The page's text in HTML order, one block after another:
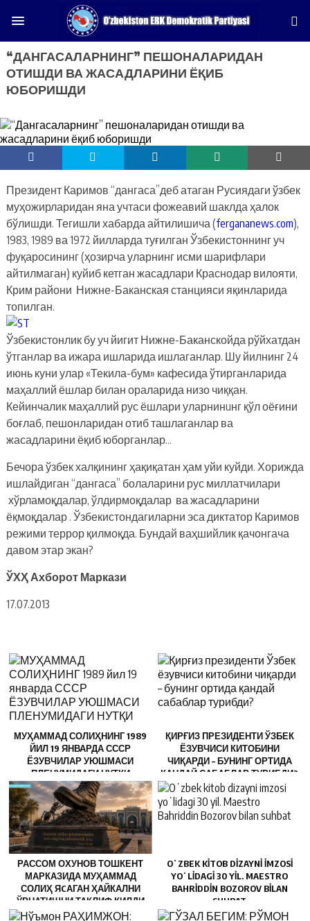
“ДАНГАСАЛАРНИНГ” ПЕШОНАЛАРИДАН
ОТИШДИ ВА ЖАСАДЛАРИНИ ЁҚИБ
ЮБОРИШДИ
Президент Каримов “дангаса”деб атаган Русиядаги ўзбек
муҳожирларидан яна учтаси фожеавий шаклда ҳалок
бўлишди. Тегишли хабарда айтилишича (fergananews.com),
1983, 1989 ва 1972 йилларда туғилган Ўзбекистоннинг уч
фуқаросининг (ҳозирча уларнинг исми шарифлари
айтилмаган) куйиб кетган жасадлари Краснодар вилояти,
Крим райони Нижне-Баканская станцияси яқинларида
топилган.
Ўзбекистонлик бу уч йигит Нижне-Баканскойда рўйхатдан
ўтганлар ва ижара ишларида ишлаганлар. Шу йилнинг 24
июнь куни улар «Текила-бум» кафесида ўтирганларида
маҳаллий ёшлар билан ораларида низо чиққан.
Кейинчалик маҳаллий рус ёшлари уларнинuнг қўл оёғини
боғлаб, пешонларидан отиб ташлаганлар ва
жасадларини ёқиб юборганлар…
Бечора ўзбек халқининг ҳақиқатан ҳам уйи куйди. Хорижда
ишлайдиган “дангаса” болаларини рус миллатчилари
хўрламоқдалар, ўлдирмоқдалар ва жасадларини
ёқмоқдалар . Ўзбекистондагиларни эса диктатор Каримов
режими террор қилмоқда. Бундай ваҳшийлик қачонгача
давом этар экан?
ЎХҲ Ахборот Маркази
17.07.2013
МУҲАММАД СОЛИҲНИНГ 1989
ЙИЛ 19 ЯНВАРДА СССР
ЁЗУВЧИЛАР УЮШМАСИ
ПЛЕНУМИДАГИ НУТҚИ
ҚИРҒИЗ ПРЕЗИДЕНТИ ЎЗБЕК
ЁЗУВЧИСИ КИТОБИНИ
ЧИҚАРДИ – БУНИНГ ОРТИДА
ҚАНДАЙ САБАБЛАР ТУРИБДИ?
РАССОМ ОХУНОВ ТОШКЕНТ
МАРКАЗИДА МУҲАММАД
СОЛИҲ ЯCАГАН ҲАЙКАЛНИ
ЎРНАТИШНИ ТАКЛИФ ҚИЛДИ
OʻZBEK KITOB DIZAYNI IMZOSI
YOʻLIDAGI 30 YIL. MAESTRO
BAHRIDDIN BOZOROV BILAN
SUHBAT